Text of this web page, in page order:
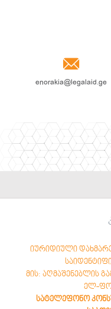

enorakia@legalaid.ge
იურიდიული
მის: აღმაშენებლის
ელ-
სატელეფონო